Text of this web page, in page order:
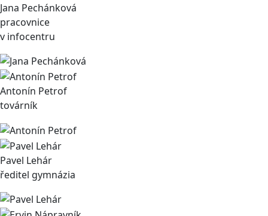
Jana Pechánková
pracovnice
v infocentru
Antonín Petrof
továrník
Pavel Lehár
ředitel gymnázia